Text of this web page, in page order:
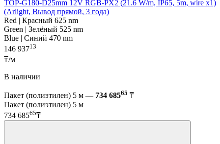
TOP-G180-D25mm 12V RGB-PX2 (21.6 W/m, IP65, 5m, wire x1)
(Arlight, Вывод прямой, 3 года)
Red | Красный 625 nm
Green | Зелёный 525 nm
Blue | Синий 470 nm
146 93713
₸/м
В наличии
Пакет (полиэтилен) 5 м — 734 68565 ₸
Пакет (полиэтилен) 5 м
734 68565₸